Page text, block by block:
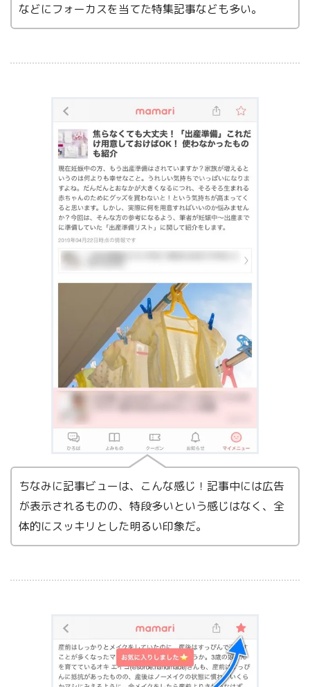
などにフォーカスを当てた特集記事なども多い。
ちなみに記事ビューは、こんな感じ！記事中には広告
が表示されるものの、特段多いという感じはなく、全
体的にスッキリとした明るい印象だ。